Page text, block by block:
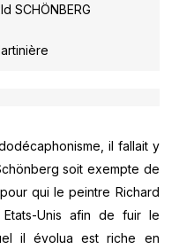
SCHÖNBERG
il fallait y
soit exempte de
qui le peintre Richard
Unis afin de fuir le
il évolua est riche en